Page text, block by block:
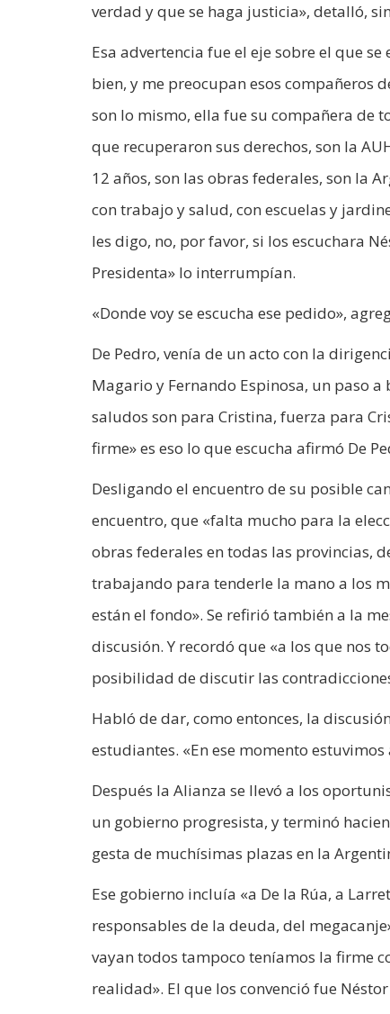
verdad y que se haga justicia», detalló,
Esa advertencia fue el eje sobre el que
bien, y me preocupan esos compañeros
son lo mismo, ella fue su compañera de
que recuperaron sus derechos, son la
12 años, son las obras federales, son la
con trabajo y salud, con escuelas y
les digo, no, por favor, si los escuchara
Presidenta» lo interrumpían.
«Donde voy se escucha ese pedido»,
De Pedro, venía de un acto con la
Magario y Fernando Espinosa, un paso
saludos son para Cristina, fuerza para
firme» es eso lo que escucha afirmó De
Desligando el encuentro de su posible
encuentro, que «falta mucho para la
obras federales en todas las provincias,
trabajando para tenderle la mano a los
están el fondo». Se refirió también a la
discusión. Y recordó que «a los que nos
posibilidad de discutir las
Habló de dar, como entonces, la
estudiantes. «En ese momento
Después la Alianza se llevó a los
un gobierno progresista, y terminó
gesta de muchísimas plazas en la
Ese gobierno incluía «a De la Rúa, a
responsables de la deuda, del
vayan todos tampoco teníamos la firme
realidad». El que los convenció fue